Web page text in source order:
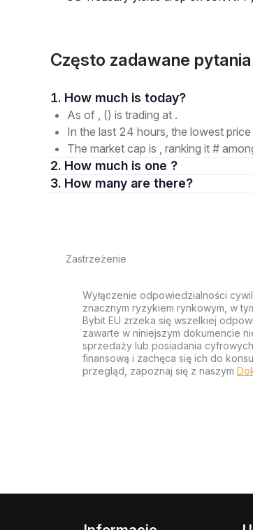
Często zadawane
1. How much is today?
As of , () is trading at .
In the last 24 hours, the lowest
The market cap is , ranking it #
2. How much is one ?
3. How many are there?
Zastrzeżenie
Wyłączenie odpowiedzialności
znacznym ryzykiem rynkowym, w
Bybit EU zrzeka się wszelkiej
zawarte w niniejszym dokumencie
sprzedaży lub posiadania
finansową i zachęca się ich do
przegląd, zapoznaj się z naszym